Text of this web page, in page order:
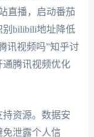
直播，启动番茄
别bilibili地址降低
讯视频吗”知乎讨
腾讯视频优化
资源。数据安
泄露个人信